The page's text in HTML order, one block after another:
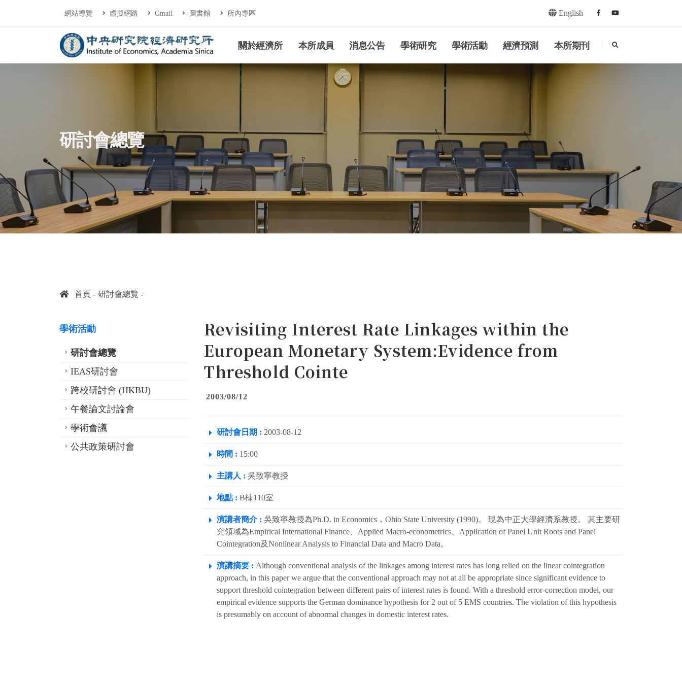
連往主要內容區塊
網站導覽 虛擬網路 Gmail 圖書館 所內專區 English Facebookyoutube
中央研究院經濟研究所關於經濟所 本所成員 消息公告 學術研究 學術活動 經濟預測 本所期刊 search
研討會總覽
首頁 研討會總覽
學術活動
研討會總覽
IEAS研討會
跨校研討會 (HKBU)
午餐論文討論會
學術會議
公共政策研討會
Revisiting Interest Rate Linkages within the
European Monetary System:Evidence from
Threshold Cointe
2003/08/12
研討會日期 : 2003-08-12
時間 : 15:00
主講人 : 吳致寧教授
地點 : B棟110室
演講者簡介 : 吳致寧教授為Ph.D. in Economics，Ohio State University (1990)。 現為中正大學經濟系教授。 其主要研
究領域為Empirical International Finance、Applied Macro-econometrics、Application of Panel Unit Roots and Panel
Cointegration及Nonlinear Analysis to Financial Data and Macro Data。
演講摘要 : Although conventional analysis of the linkages among interest rates has long relied on the linear cointegration
approach, in this paper we argue that the conventional approach may not at all be appropriate since significant evidence to
support threshold cointegration between different pairs of interest rates is found. With a threshold error-correction model, our
empirical evidence supports the German dominance hypothesis for 2 out of 5 EMS countries. The violation of this hypothesis
is presumably on account of abnormal changes in domestic interest rates.